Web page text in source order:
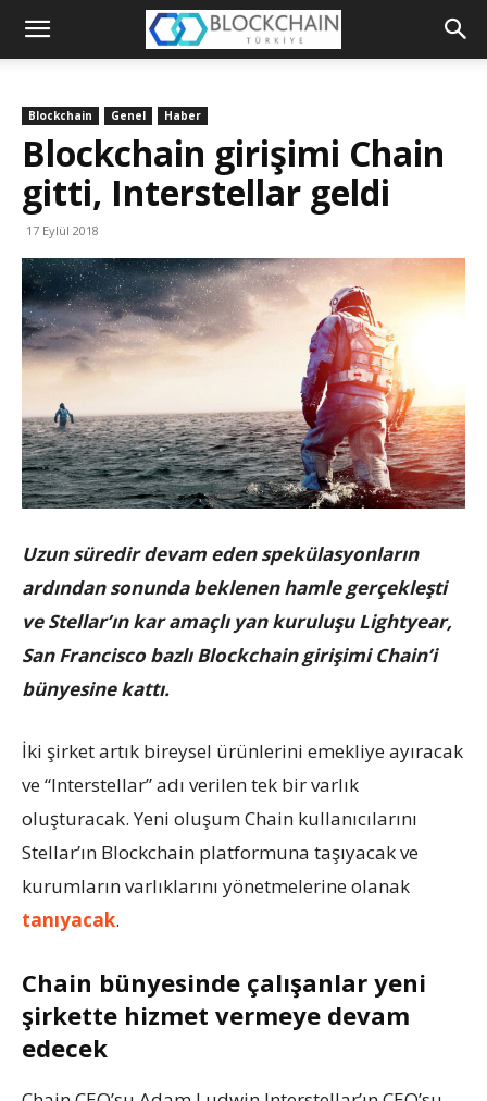
Blockchain
Platformu
Blockchain Genel Haber
Blockchain girişimi Chain
gitti, Interstellar geldi
17 Eylül 2018
Uzun süredir devam eden spekülasyonların
ardından sonunda beklenen hamle gerçekleşti
ve Stellar’ın kar amaçlı yan kuruluşu Lightyear,
San Francisco bazlı Blockchain girişimi Chain’i
bünyesine kattı.
İki şirket artık bireysel ürünlerini emekliye ayıracak
ve “Interstellar” adı verilen tek bir varlık
oluşturacak. Yeni oluşum Chain kullanıcılarını
Stellar’ın Blockchain platformuna taşıyacak ve
kurumların varlıklarını yönetmelerine olanak
tanıyacak.
Chain bünyesinde çalışanlar yeni
şirkette hizmet vermeye devam
edecek